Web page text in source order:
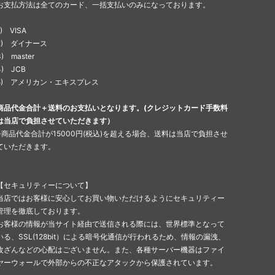
支払方法は全てのカード、一括支払いのみになっております。
VISA
ダイナース
master
JCB
アメリカン・エキスプレス
品代金合計＋送料のお支払いとなります。(クレジットカード手数料
当店で負担させていただきます）
品代金合計が15000円(税込)を超える場合、送料は当店で負担させ
いただきます。
セキュリティーについて】
店ではお客様に安心してお買い物いただけるようにセキュリティー
理を徹底しております。
客様の情報が当サイト経由で送信される際には、世界標準となって
る、SSL(128bit）による暗号化通信が行われるため、情報の漏洩、
ざんなどの心配はございません。また、各種サーバー機器はファイ
ーウォールで外部からの不正なアタックから保護されています。